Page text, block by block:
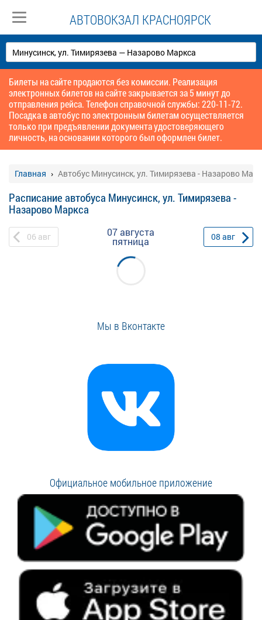
АВТОВОКЗАЛ КРАСНОЯРСК
Билеты на сайте продаются без комиссии. Реализация
электронных билетов на сайте закрывается за 5 минут до
отправления рейса. Телефон справочной службы: 220-11-72.
Посадка в автобус по электронным билетам осуществляется
только при предъявлении документа удостоверяющего
личность, на основании которого был оформлен билет.
Главная Автобус Минусинск, ул. Тимирязева - Назарово
Расписание автобуса Минусинск, ул. Тимирязева -
Назарово Маркса
06 авг 07 августа
пятница 08 авг
Мы в Вконтакте
Официальное мобильное приложение